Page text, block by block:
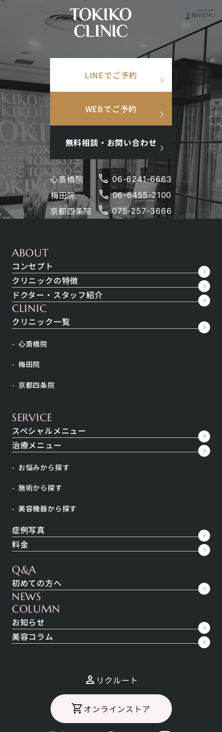
美容皮膚科× 美容内科 ENMENU
LINEでご予約
WEBでご予約
無料相談・お問い合わせ
心斎橋院 phone 06-6241-6663
梅田院 phone 06-6455-2100
京都四条院 phone 075-257-3666
ABOUT
コンセプト
クリニックの特徴
ドクター・スタッフ紹介
CLINIC
クリニック一覧
心斎橋院
梅田院
京都四条院
SERVICE
スペシャルメニュー
治療メニュー
お悩みから探す
施術から探す
美容機器から探す
症例写真
料金
Q&A
初めての方へ
NEWS
COLUMN
お知らせ
美容コラム
リクルート
オンラインストア
検索ワード
索
search
人気ワード
#美肌 #インナーケア#アンチエイジング#点滴
#ホルモン補充 #メンズ肌 #ニキビ跡
閉じる
トキコクリニック 心斎橋院
心斎橋の美容皮膚・美容内科・インナーケア
トキコクリニック 心斎橋院
クリニックの概要
住所
〒542-0081 大阪府大阪市中央区南船場４丁目
７番6号 心斎橋中央ビル6F
location_onGoogle Map
グ
ル
ー
プ
ン
最寄り駅 御堂筋線「心斎橋駅」3番出口より徒歩2分
電話番号
診療時間
診療時間
9:45～
当クリニックは完全予約制のため事前にご予約をお願いいたします。
日曜日・祝祭日は休診日です。
心斎橋院のドクター・スタッフ